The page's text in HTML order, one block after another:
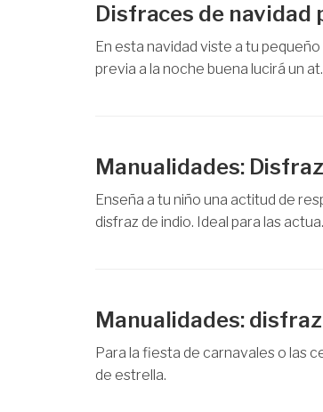
Disfraces de navidad
En esta navidad viste a tu
previa a la noche buena lucirá un
Manualidades:
Enseña a tu niño una actitud de
disfraz de indio. Ideal para las
Manualidades:
Para la fiesta de carnavales o las
de estrella.